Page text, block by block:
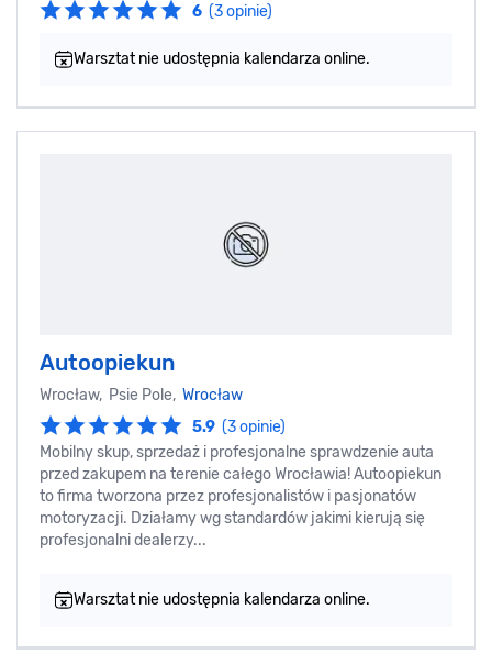
6 (3 opinie)
Warsztat nie udostępnia kalendarza online.
Autoopiekun
Wrocław, Psie Pole, Wrocław
5.9 (3 opinie)
Mobilny skup, sprzedaż i profesjonalne sprawdzenie auta
przed zakupem na terenie całego Wrocławia! Autoopiekun
to firma tworzona przez profesjonalistów i pasjonatów
motoryzacji. Działamy wg standardów jakimi kierują się
profesjonalni dealerzy...
Warsztat nie udostępnia kalendarza online.